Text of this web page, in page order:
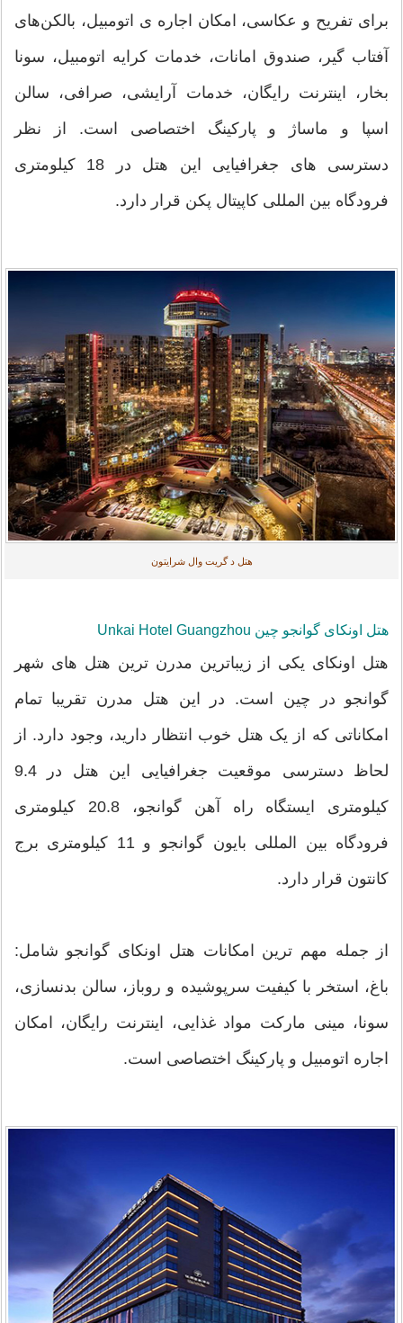
برای تفریح و عکاسی، امکان اجاره ی اتومبیل، بالکن‌های
آفتاب گیر، صندوق امانات، خدمات کرایه اتومبیل، سونا
بخار، اینترنت رایگان، خدمات آرایشی، صرافی، سالن
اسپا و ماساژ و پارکینگ اختصاصی است. از نظر
دسترسی های جغرافیایی این هتل در 18 کیلومتری
فرودگاه بین ‌المللی کاپیتال پکن قرار دارد.
هتل د گریت وال شرایتون
هتل اونکای گوانجو چین Unkai Hotel Guangzhou
هتل اونکای یکی از زیباترین مدرن ترین هتل های شهر
گوانجو در چین است. در این هتل مدرن تقریبا تمام
امکاناتی که از یک هتل خوب انتظار دارید، وجود دارد. از
لحاظ دسترسی موقعیت جغرافیایی این هتل در 9.4
کیلومتری ایستگاه راه آهن گوانجو، 20.8 کیلومتری
فرودگاه بین ‌المللی بایون گوانجو و 11 کیلومتری برج
کانتون قرار دارد.
از جمله مهم ترین امکانات هتل اونکای گوانجو شامل:
باغ، استخر با کیفیت سرپوشیده و روباز، سالن بدنسازی،
سونا، مینی ‌مارکت مواد غذایی، اینترنت رایگان، امکان
اجاره اتومبیل و پارکینگ اختصاصی است.